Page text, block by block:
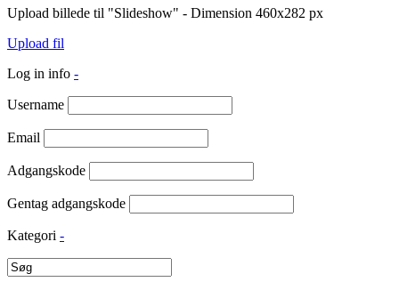
Upload billede til "Slideshow" - Dimension 460x282 px
Upload fil
Log in info -
Username
Email
Adgangskode
Gentag adgangskode
Kategori -